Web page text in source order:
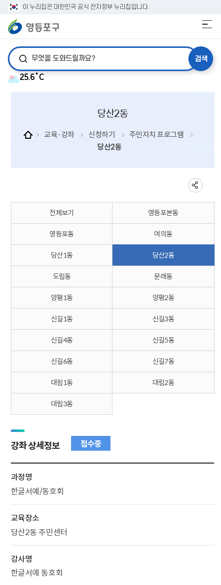
이 누리집은 대한민국 공식 전자정부 누리집입니다.
25.6˚C
당산2동
교육·강좌 신청하기
주민자치 프로그램
당산2동
전체보기 영등포본동
영등포동 여의동
당산1동 당산2동
도림동 문래동
양평1동 양평2동
신길1동 신길3동
신길4동 신길5동
신길6동 신길7동
대림1동 대림2동
대림3동
강좌 상세정보 접수중
과정명
한글서예/동호회
교육장소
당산2동 주민센터
강사명
한글서예 동호회